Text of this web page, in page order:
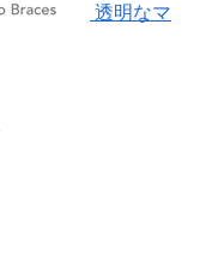
透明なマ